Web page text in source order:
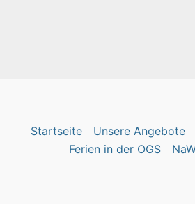
Startseite Unsere Angebote
Ferien in der OGS